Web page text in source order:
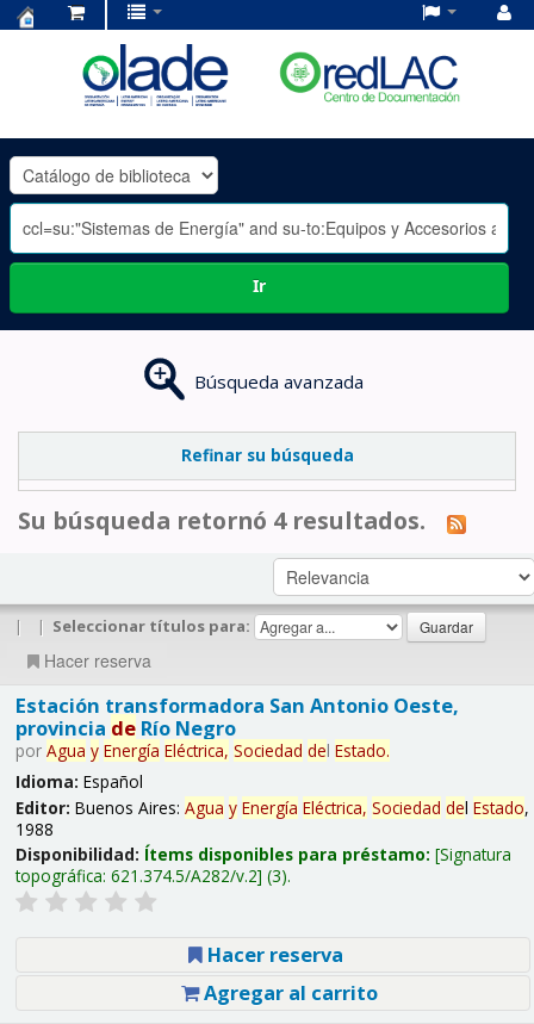
OLADE
-
Ir
Búsqueda avanzada
Refinar su búsqueda
Su búsqueda retornó 4 resultados.
| | Seleccionar títulos para:
Hacer reserva
Estación transformadora San Antonio Oeste,
provincia deRío Negro
por Agua y Energía Eléctrica, Sociedad del Estado.
Idioma: Español
Editor: Buenos Aires: Agua y Energía Eléctrica, Sociedad del Estado,
1988
Disponibilidad: Ítems disponibles para préstamo: Signatura
topográfica: 621.374.5/A282/v.2 (3).
Hacer reserva
Agregar al carrito